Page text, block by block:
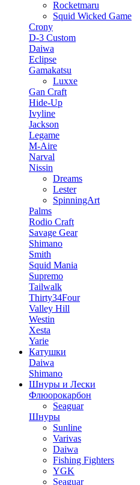
Rocketmaru
Squid Wicked Game
Crony
D-3 Custom
Daiwa
Eclipse
Gamakatsu
Luxxe
Gan Craft
Hide-Up
Ivyline
Jackson
Legame
M-Aire
Narval
Nissin
Dreams
Lester
SpinningArt
Palms
Rodio Craft
Savage Gear
Shimano
Smith
Squid Mania
Supremo
Tailwalk
Thirty34Four
Valley Hill
Westin
Xesta
Yarie
Катушки
Daiwa
Shimano
Шнуры и Лески
Флюорокарбон
Seaguar
Шнуры
Sunline
Varivas
Daiwa
Fishing Fighters
YGK
Seaguar